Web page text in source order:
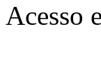
Acesso